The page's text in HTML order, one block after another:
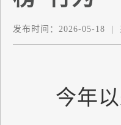
发布时间： 2026-05-18
今年以